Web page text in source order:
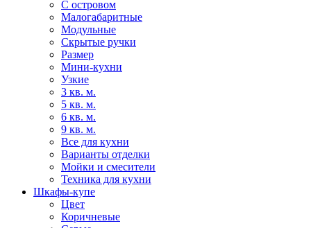
С островом
Малогабаритные
Модульные
Скрытые ручки
Размер
Мини-кухни
Узкие
3 кв. м.
5 кв. м.
6 кв. м.
9 кв. м.
Все для кухни
Варианты отделки
Мойки и смесители
Техника для кухни
Шкафы-купе
Цвет
Коричневые